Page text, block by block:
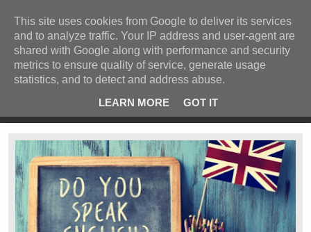
Ιερόσυλοι έκλεψαν τάματα από Ιερό Ναό στις Σέρρες
ΚΕΝΤΡΙΚΗ ΑΝΑ ΚΑΤΗΓΟΡΙΑ
ΕΙΔΗΣΕΙΣ ΑΝΑ ΠΕΡΙΟΧΗ
ΠΡΟΣΦΑΤΑ ΝΕΑ
Ν. ΣΕΡΡΩΝ Η ΓΗ ΜΑΣ
ΤΥΧΑΙΕΣ ΑΝΑΡΤΗΣΕΙΣ/ΑΡΘΡΑ
Serres Racing Circuit
Panserraikos FC
This site uses cookies from Google to deliver its services
and to analyze traffic. Your IP address and user-agent are
shared with Google along with performance and security
metrics to ensure quality of service, generate usage
statistics, and to detect and address abuse.
LEARN MORE
GOT IT